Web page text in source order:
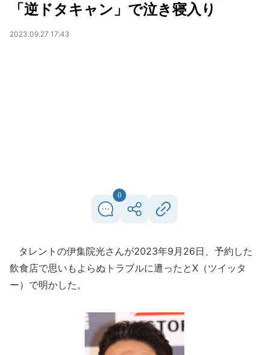
「逆ドタキャン」で泣き寝入り
2023.09.27 17:43
0
タレントの伊集院光さんが2023年9月26日、予約した
飲食店で思いもよらぬトラブルに遭ったとX（ツイッタ
ー）で明かした。